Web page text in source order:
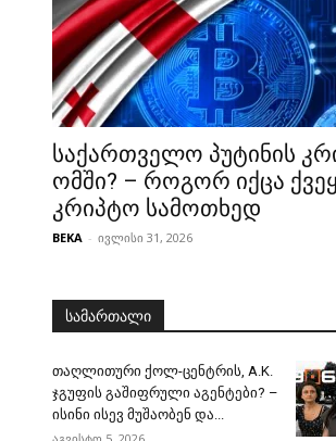
საქართველო პუტინის
ომში? – როგორ იქცა
კრიპტო სამოთხედ
BEKA - ივლისი 31, 2026
სამართალი
თაღლითური ქოლ-ცენტრის, A.K.
ჯგუფის გაშიფრული აგენტები? –
ისინი ისევ მუშაობენ და...